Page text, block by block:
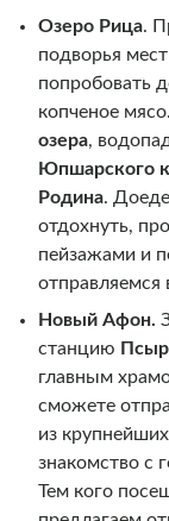
Озеро Рица.
подворья
попробовать
копченое
озера,
Юпшарского
Родина.
отдохнуть,
пейзажами и
Новый Афон.
станцию
главным
сможете
из
знакомство с
Тем кого